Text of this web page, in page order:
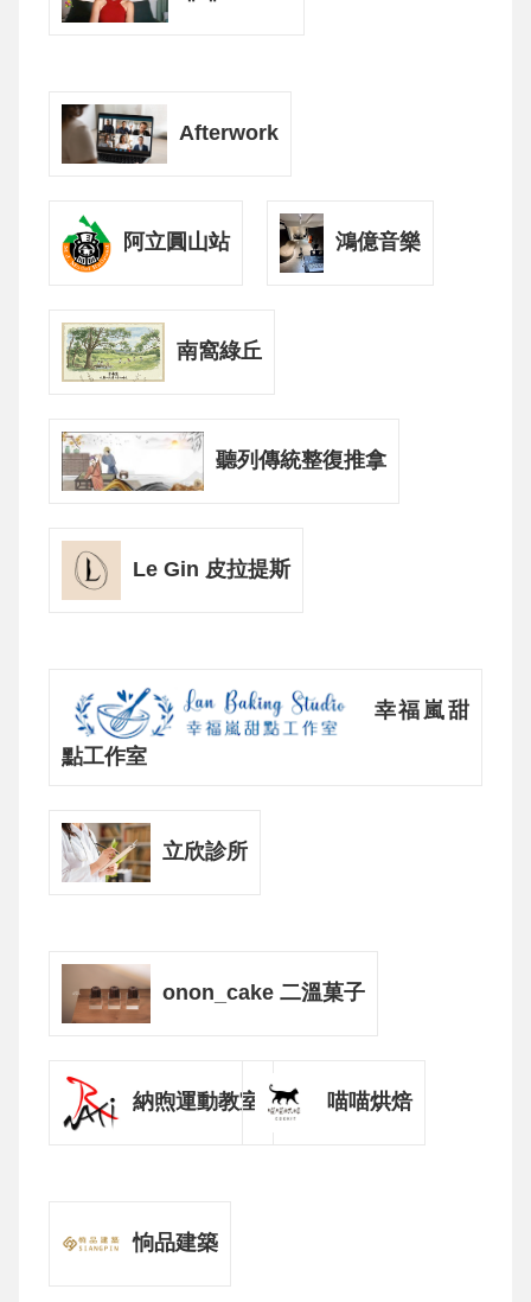
Afterwork
阿立圓山站 鴻億音樂
南窩綠丘
聽列傳統整復推拿
Le Gin 皮拉提斯
幸福嵐甜
點工作室
立欣診所
onon_cake 二溫菓子
納煦運動教室 喵喵烘焙
恦品建築